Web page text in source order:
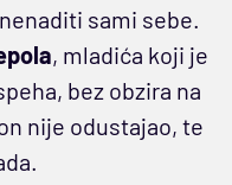
sami sebe.
, mladića koji je
bez obzira na
nije odustajao, te